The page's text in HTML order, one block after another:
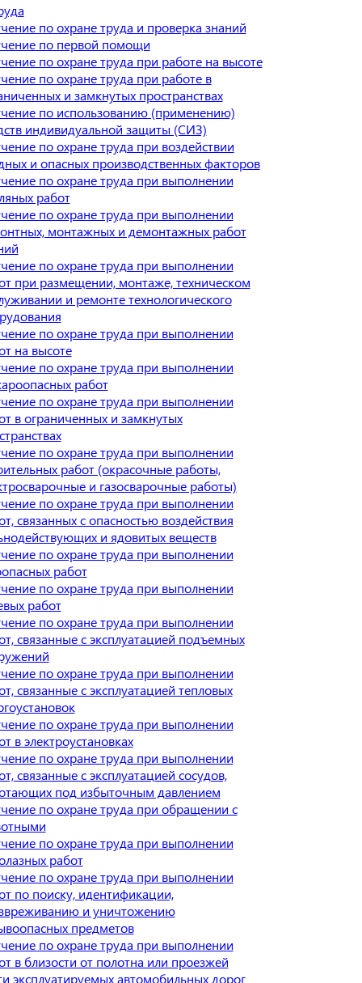
по охране труда и проверка знаний
по первой помощи
по охране труда при работе на высоте
по охране труда при работе в
и замкнутых пространствах
по использованию (применению)
индивидуальной защиты (СИЗ)
по охране труда при воздействии
и опасных производственных факторов
по охране труда при выполнении
работ
по охране труда при выполнении
монтажных и демонтажных работ
по охране труда при выполнении
при размещении, монтаже, техническом
и ремонте технологического
по охране труда при выполнении
на высоте
по охране труда при выполнении
работ
по охране труда при выполнении
в ограниченных и замкнутых
по охране труда при выполнении
работ (окрасочные работы,
и газосварочные работы)
по охране труда при выполнении
связанных с опасностью воздействия
и ядовитых веществ
по охране труда при выполнении
работ
по охране труда при выполнении
работ
по охране труда при выполнении
связанные с эксплуатацией подъемных
по охране труда при выполнении
связанные с эксплуатацией тепловых
по охране труда при выполнении
в электроустановках
по охране труда при выполнении
связанные с эксплуатацией сосудов,
под избыточным давлением
по охране труда при обращении с
по охране труда при выполнении
работ
по охране труда при выполнении
по поиску, идентификации,
и уничтожению
предметов
по охране труда при выполнении
в близости от полотна или проезжей
эксплуатируемых автомобильных дорог